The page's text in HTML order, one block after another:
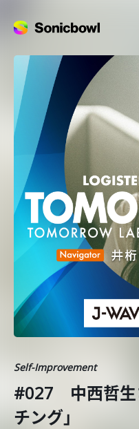
Self-Improvement
#027 中西哲生
チング」